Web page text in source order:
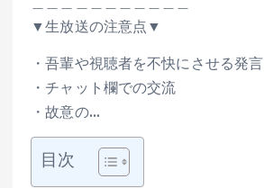
▼生放送の注意点▼
・吾輩や視聴者を不快にさせる発言
・チャット欄での交流
・故意の…
目次